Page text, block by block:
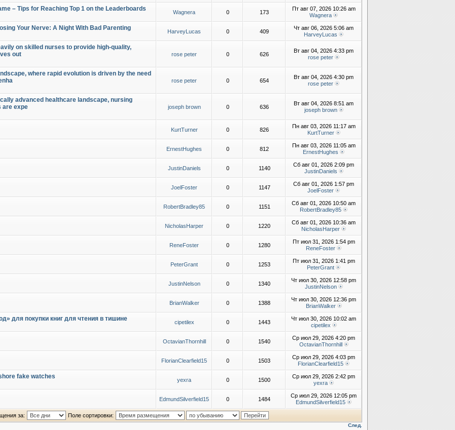
– Tips for Reaching Top 1 on the Leaderboards Wagnera 0 173
Пт авг 07, 2026 10:26 am
Wagnera
Your Nerve: A Night With Bad Parenting HarveyLucas 0 409
Чт авг 06, 2026 5:06 am
HarveyLucas
on skilled nurses to provide high-quality,
out
rose peter 0 626
Вт авг 04, 2026 4:33 pm
rose peter
where rapid evolution is driven by the need
rose peter 0 654
Вт авг 04, 2026 4:30 pm
rose peter
advanced healthcare landscape, nursing
are expe
joseph brown 0 636
Вт авг 04, 2026 8:51 am
joseph brown
KurtTurner 0 826
Пн авг 03, 2026 11:17 am
KurtTurner
ErnestHughes 0 812
Пн авг 03, 2026 11:05 am
ErnestHughes
JustinDaniels 0 1140
Сб авг 01, 2026 2:09 pm
JustinDaniels
JoelFoster 0 1147
Сб авг 01, 2026 1:57 pm
JoelFoster
RobertBradley85 0 1151
Сб авг 01, 2026 10:50 am
RobertBradley85
NicholasHarper 0 1220
Сб авг 01, 2026 10:36 am
NicholasHarper
ReneFoster 0 1280
Пт июл 31, 2026 1:54 pm
ReneFoster
PeterGrant 0 1253
Пт июл 31, 2026 1:41 pm
PeterGrant
JustinNelson 0 1340
Чт июл 30, 2026 12:58 pm
JustinNelson
BrianWalker 0 1388
Чт июл 30, 2026 12:36 pm
BrianWalker
для покупки книг для чтения в тишине cipetilex 0 1443
Чт июл 30, 2026 10:02 am
cipetilex
OctavianThornhill 0 1540
Ср июл 29, 2026 4:20 pm
OctavianThornhill
FlorianClearfield15 0 1503
Ср июл 29, 2026 4:03 pm
FlorianClearfield15
fake watches yexra 0 1500
Ср июл 29, 2026 2:42 pm
yexra
EdmundSilverfield15 0 1484
Ср июл 29, 2026 12:05 pm
EdmundSilverfield15
за:
Поле сортировки:
След.